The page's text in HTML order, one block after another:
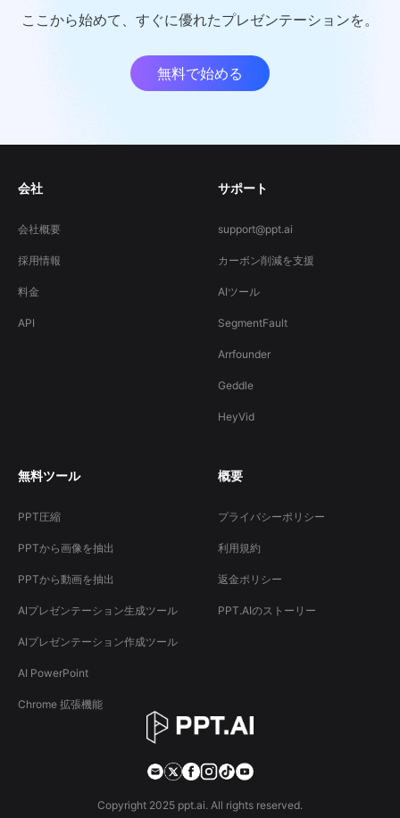
ここから始めて、すぐに優れたプレゼンテーションを。
無料で始める
Copyright 2025 ppt.ai. All rights reserved.
会社
会社概要
採用情報
料金
API
サポート
support@ppt.ai
カーボン削減を支援
AIツール
SegmentFault
Arrfounder
Geddle
HeyVid
無料ツール
PPT圧縮
PPTから画像を抽出
PPTから動画を抽出
AIプレゼンテーション生成ツール
AIプレゼンテーション作成ツール
AI PowerPoint
Chrome 拡張機能
概要
プライバシーポリシー
利用規約
返金ポリシー
PPT.AIのストーリー